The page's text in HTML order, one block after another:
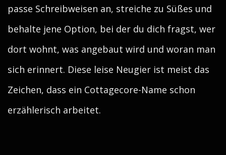
passe Schreibweisen an, streiche zu Süßes und
behalte jene Option, bei der du dich fragst, wer
dort wohnt, was angebaut wird und woran man
sich erinnert. Diese leise Neugier ist meist das
Zeichen, dass ein Cottagecore-Name schon
erzählerisch arbeitet.